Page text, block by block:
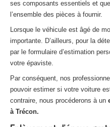
ses composants essentiels et
l’ensemble des pièces à fournir.
Lorsque le véhicule est âgé de
importante. D’ailleurs, pour la
par le formulaire d’estimation
votre épaviste.
Par conséquent, nos
pouvoir estimer si votre voiture
contraire, nous procéderons à un
à Trécon.